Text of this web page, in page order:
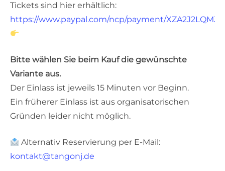
Tickets sind hier erhältlich:
https://www.paypal.com/ncp/payment/
Bitte wählen Sie beim Kauf die gewünschte
Variante aus.
Der Einlass ist jeweils 15 Minuten vor Beginn.
Ein früherer Einlass ist aus organisatorischen
Gründen leider nicht möglich.
Alternativ Reservierung per E-Mail:
kontakt@tangonj.de